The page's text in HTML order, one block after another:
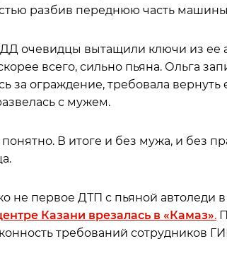
разбив переднюю часть
очевидцы вытащили ключи из ее
всего, сильно пьяна. Ольга
за ограждение, требовала
с мужем.
В итоге и без мужа, и без
не первое ДТП с пьяной автоледи
Казани врезалась в «Камаз».
требований сотрудников